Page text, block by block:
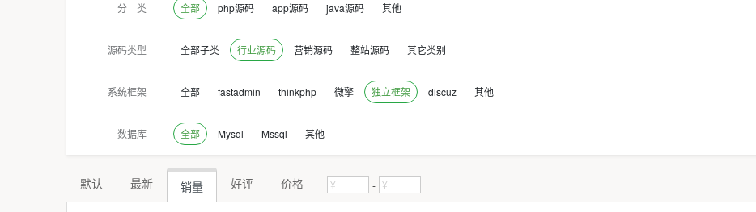
分 类 全部 php源码 app源码 java源码 其他
源码类型 全部子类 行业源码 营销源码 整站源码 其它类别
系统框架 全部 fastadmin thinkphp 微擎 独立框架 discuz 其他
数据库 全部 Mysql Mssql 其他
默认 最新 销量 好评 价格 -